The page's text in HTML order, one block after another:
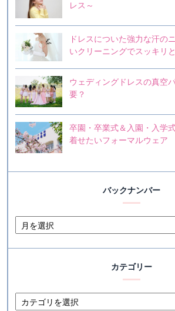
レス～
ドレスについた強力な汗の
いクリーニングでスッキリ
ウェディングドレスの真空
要？
卒園・卒業式＆入園・入学
着せたいフォーマルウェア
バックナンバー
カテゴリー